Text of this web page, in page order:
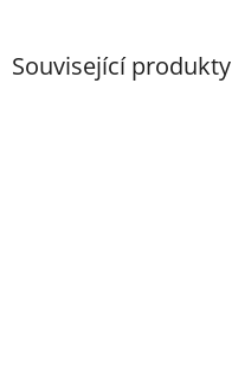
Související produkty